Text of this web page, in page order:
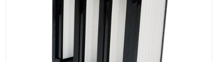
生命工程
食品饮料
光电车间